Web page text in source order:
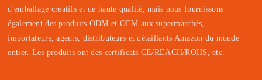
d'emballage créatifs et de haute qualité, mais nous fournissons
également des produits ODM et OEM aux supermarchés,
importateurs, agents, distributeurs et détaillants Amazon du monde
entier. Les produits ont des certificats CE/REACH/ROHS, etc.